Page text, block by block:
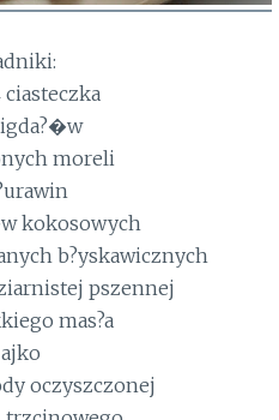
ciasteczka
moreli
kokosowych
b?yskawicznych
pszennej
mas?a
oczyszczonej